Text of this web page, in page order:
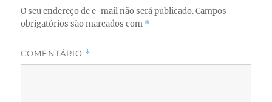
O seu endereço de e-mail não será publicado. Campos
obrigatórios são marcados com *
COMENTÁRIO *